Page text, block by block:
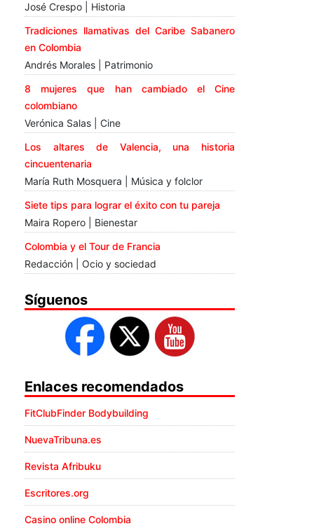
José Crespo | Historia
Tradiciones llamativas del Caribe Sabanero
en Colombia
Andrés Morales | Patrimonio
8 mujeres que han cambiado el Cine
colombiano
Verónica Salas | Cine
Los altares de Valencia, una historia
cincuentenaria
María Ruth Mosquera | Música y folclor
Siete tips para lograr el éxito con tu pareja
Maira Ropero | Bienestar
Colombia y el Tour de Francia
Redacción | Ocio y sociedad
Síguenos
Enlaces recomendados
FitClubFinder Bodybuilding
NuevaTribuna.es
Revista Afribuku
Escritores.org
Casino online Colombia